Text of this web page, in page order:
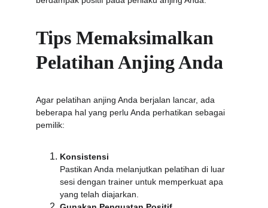
Tips Memaksimalkan
Pelatihan Anjing Anda
Agar pelatihan anjing Anda berjalan lancar, ada
beberapa hal yang perlu Anda perhatikan sebagai
pemilik:
Konsistensi
Pastikan Anda melanjutkan pelatihan di luar
sesi dengan trainer untuk memperkuat apa
yang telah diajarkan.